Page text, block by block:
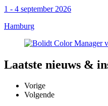
1 - 4 september 2026
Hamburg
Laatste nieuws &
Vorige
Volgende